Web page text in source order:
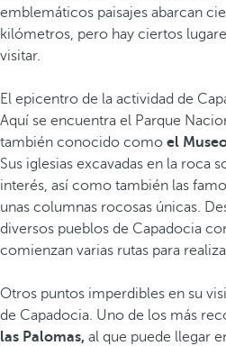
emblemáticos paisajes abarcan
kilómetros, pero hay ciertos
visitar.
El epicentro de la actividad de
Aquí se encuentra el Parque
también conocido como el
Sus iglesias excavadas en la roca
interés, así como también las
unas columnas rocosas únicas.
diversos pueblos de Capadocia
comienzan varias rutas para
Otros puntos imperdibles en su
de Capadocia. Uno de los más
las Palomas, al que puede llegar